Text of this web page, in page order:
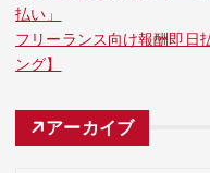
払い」
フリーランス向け報酬即日
ング】
アーカイブ